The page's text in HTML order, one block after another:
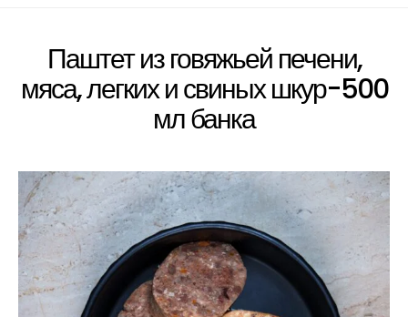
Паштет из говяжьей печени,
мяса, легких и свиных шкур-500
мл банка